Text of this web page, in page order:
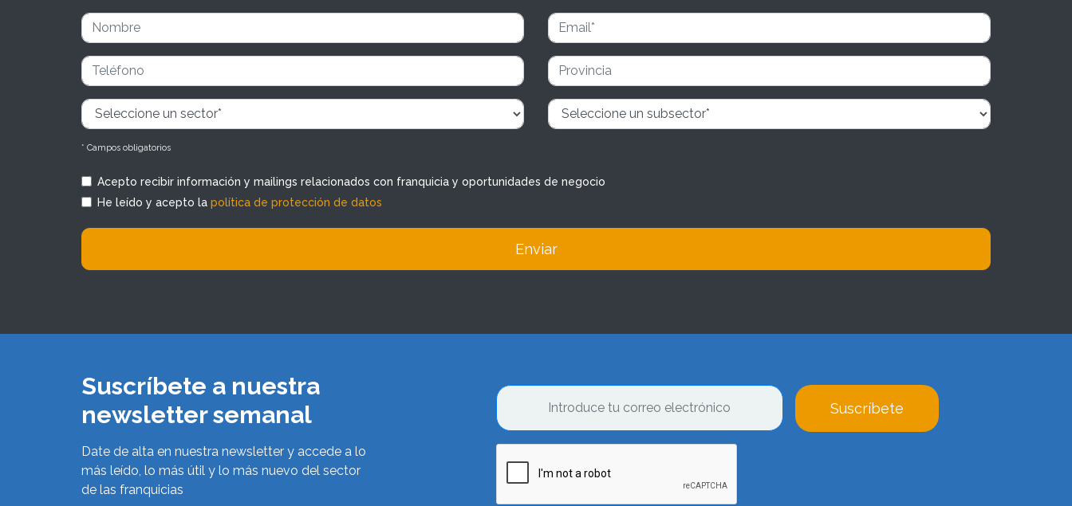
* Campos obligatorios
Acepto recibir información y mailings relacionados con franquicia y oportunidades de negocio
He leído y acepto la política de protección de datos
Enviar
Suscríbete a nuestra
newsletter semanal
Date de alta en nuestra newsletter y accede a lo
más leído, lo más útil y lo más nuevo del sector
de las franquicias
Suscríbete